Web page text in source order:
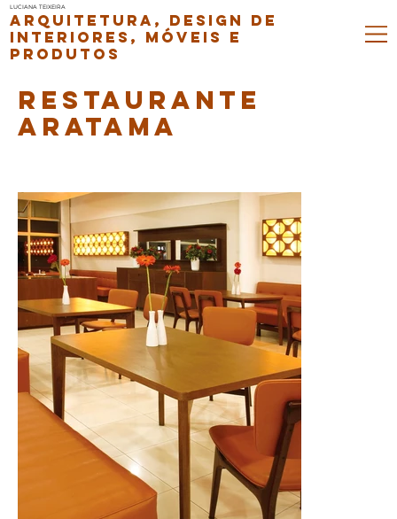
LUCIANA TEIXEIRA
ARQUITETURA, DESIGN DE
INTERIORES, MÓVEIS E
PRODUTOS
RESTAURANTE
ARATAMA